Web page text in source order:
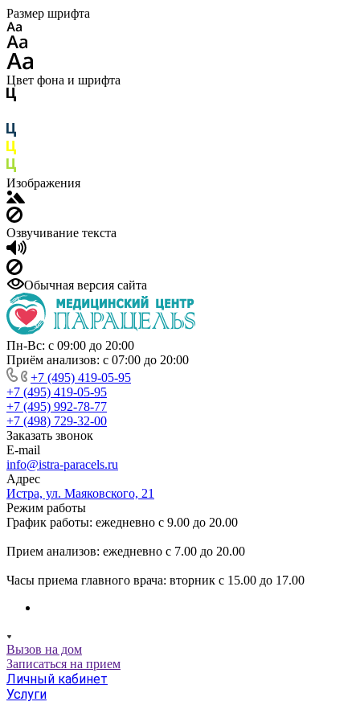
Размер шрифта
Цвет фона и шрифта
Изображения
Озвучивание текста
Обычная версия сайта
Пн-Вс: с 09:00 до 20:00
Приём анализов: с 07:00 до 20:00
+7 (495) 419-05-95
+7 (495) 419-05-95
+7 (495) 992-78-77
+7 (498) 729-32-00
Заказать звонок
E-mail
info@istra-paracels.ru
Адрес
Истра, ул. Маяковского, 21
Режим работы
График работы: ежедневно с 9.00 до 20.00
Прием анализов: ежедневно с 7.00 до 20.00
Часы приема главного врача: вторник с 15.00 до 17.00
Вызов на дом
Записаться на прием
Личный кабинет
Услуги